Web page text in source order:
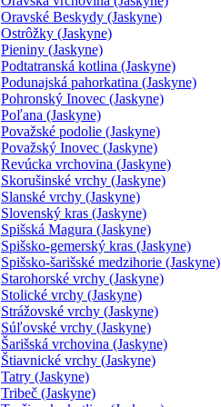
Oravské Beskydy (Jaskyne)
Ostrôžky (Jaskyne)
Pieniny (Jaskyne)
Podtatranská kotlina (Jaskyne)
Podunajská pahorkatina (Jaskyne)
Pohronský Inovec (Jaskyne)
Poľana (Jaskyne)
Považské podolie (Jaskyne)
Považský Inovec (Jaskyne)
Revúcka vrchovina (Jaskyne)
Skorušinské vrchy (Jaskyne)
Slanské vrchy (Jaskyne)
Slovenský kras (Jaskyne)
Spišská Magura (Jaskyne)
Spišsko-gemerský kras (Jaskyne)
Spišsko-šarišské medzihorie (Jaskyne)
Starohorské vrchy (Jaskyne)
Stolické vrchy (Jaskyne)
Strážovské vrchy (Jaskyne)
Súľovské vrchy (Jaskyne)
Šarišská vrchovina (Jaskyne)
Štiavnické vrchy (Jaskyne)
Tatry (Jaskyne)
Tribeč (Jaskyne)